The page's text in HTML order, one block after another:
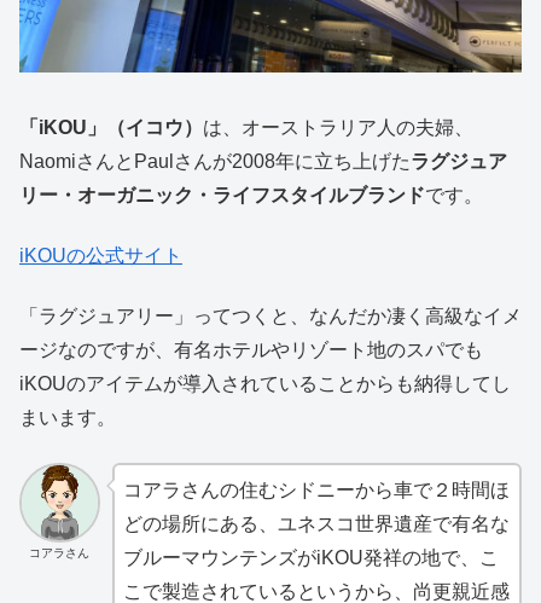
「iKOU」（イコウ） は、オーストラリア人の夫婦、
NaomiさんとPaulさんが2008年に立ち上げたラグジュア
リー・オーガニック・ライフスタイルブランドです。
iKOUの公式サイト
「ラグジュアリー」ってつくと、なんだか凄く高級なイメ
ージなのですが、有名ホテルやリゾート地のスパでも
iKOUのアイテムが導入されていることからも納得してし
まいます。
コアラさん
コアラさんの住むシドニーから車で２時間ほ
どの場所にある、ユネスコ世界遺産で有名な
ブルーマウンテンズがiKOU発祥の地で、こ
こで製造されているというから、尚更親近感